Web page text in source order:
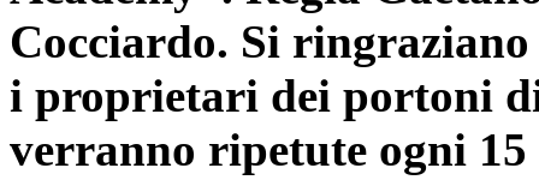
Cocciardo. Si
i proprietari dei portoni
verranno ripetute ogni